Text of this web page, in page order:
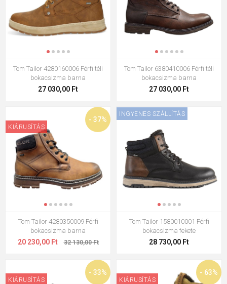
Tom Tailor 4280160006 Férfi téli
bokacsizma barna
27 030,00 Ft
Tom Tailor 6380410006 Férfi téli
bokacsizma barna
27 030,00 Ft
- 37%
KIÁRUSÍTÁS
Tom Tailor 4280350009 Férfi
bokacsizma barna
20 230,00 Ft 32 130,00 Ft
INGYENES SZÁLLÍTÁS
Tom Tailor 1580010001 Férfi
bokacsizma fekete
28 730,00 Ft
- 33%
KIÁRUSÍTÁS
- 63%
KIÁRUSÍTÁS